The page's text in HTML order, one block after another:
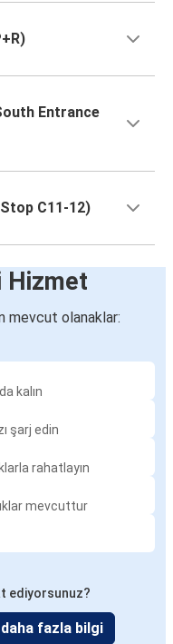
Entrance
C11-12)
Hizmet
mevcut olanaklar:
kalın
şarj edin
rahatlayın
mevcuttur
ediyorsunuz?
fazla bilgi